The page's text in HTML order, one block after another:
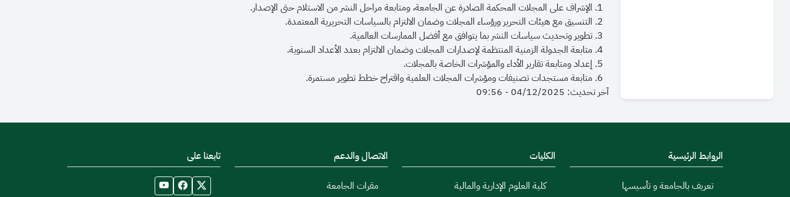
الإشراف على المجلات المحكمة الصادرة عن الجامعة، ومتابعة مراحل النشر من الاستلام حتى الإصدار.
التنسيق مع هيئات التحرير ورؤساء المجلات وضمان الالتزام بالسياسات التحريرية المعتمدة.
تطوير وتحديث سياسات النشر بما يتوافق مع أفضل الممارسات العالمية.
متابعة الجدولة الزمنية المنتظمة لإصدارات المجلات وضمان الالتزام بعدد الأعداد السنوية.
إعداد ومتابعة تقارير الأداء والمؤشرات الخاصة بالمجلات.
متابعة مستجدات تصنيفات ومؤشرات المجلات العلمية واقتراح خطط تطوير مستمرة.
آخر تحديث: 04/12/2025 - 09:56
الروابط الرئيسية
تعريف بالجامعة و تأسيسها
الكليات
كلية العلوم الإدارية والمالية
الاتصال والدعم
مقرات الجامعة
تابعنا على